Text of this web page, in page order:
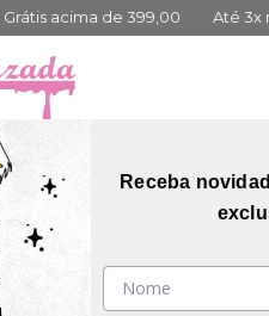
sem juros 10% Primeira
Vendidos Guia de
Receba